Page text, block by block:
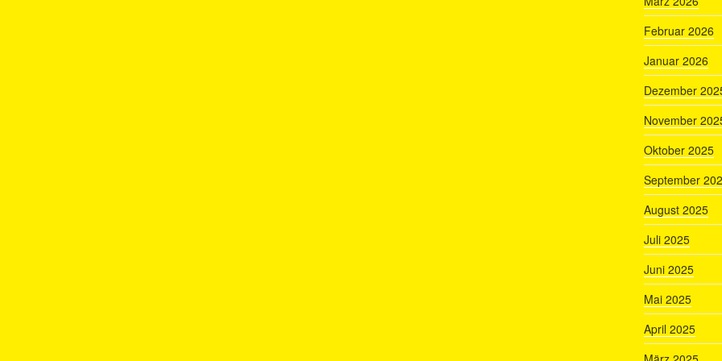
Februar 2026
Januar 2026
Dezember
November
Oktober 2025
September
August 2025
Juli 2025
Juni 2025
Mai 2025
April 2025